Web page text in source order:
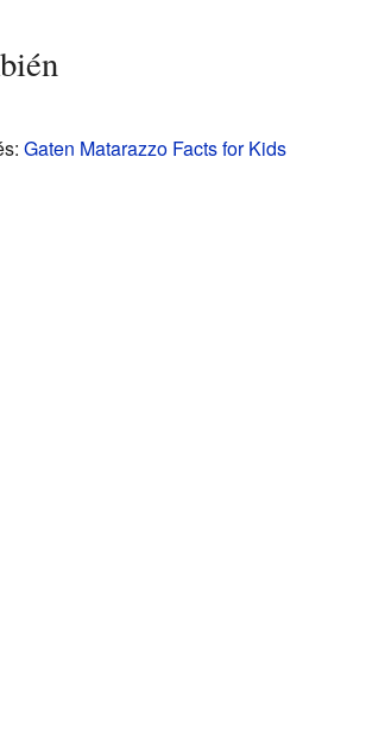
Gaten Matarazzo Facts for Kids